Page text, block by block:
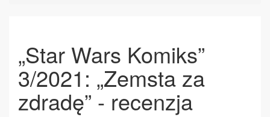
„Star Wars Komiks”
3/2021: „Zemsta za
zdradę” - recenzja